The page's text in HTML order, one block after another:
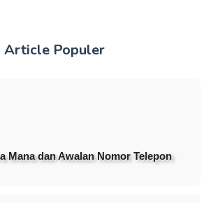
Article Populer
Mana dan Awalan Nomor Telepon